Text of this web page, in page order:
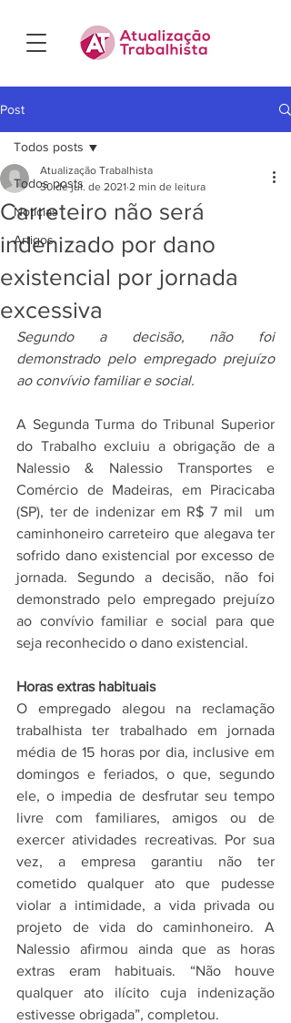
Post
Todos posts
Notícias
Artigos
Todos posts
Carreteiro não será
indenizado por dano
existencial por jornada
excessiva
Atualização Trabalhista
30 de jul. de 2021 2 min de leitura
Segundo a decisão, não foi
demonstrado pelo empregado prejuízo
ao convívio familiar e social.
A Segunda Turma do Tribunal Superior
do Trabalho excluiu a obrigação de a
Nalessio & Nalessio Transportes e
Comércio de Madeiras, em Piracicaba
(SP), ter de indenizar em R$ 7 mil  um
caminhoneiro carreteiro que alegava ter
sofrido dano existencial por excesso de
jornada. Segundo a decisão, não foi
demonstrado pelo empregado prejuízo
ao convívio familiar e social para que
seja reconhecido o dano existencial.
Horas extras habituais
O empregado alegou na reclamação
trabalhista ter trabalhado em jornada
média de 15 horas por dia, inclusive em
domingos e feriados, o que, segundo
ele, o impedia de desfrutar seu tempo
livre com familiares, amigos ou de
exercer atividades recreativas. Por sua
vez, a empresa garantiu não ter
cometido qualquer ato que pudesse
violar a intimidade, a vida privada ou
projeto de vida do caminhoneiro. A
Nalessio afirmou ainda que as horas
extras eram habituais. “Não houve
qualquer ato ilícito cuja indenização
estivesse obrigada”, completou.